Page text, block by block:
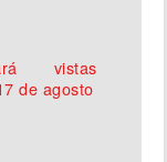
vistas
de agosto